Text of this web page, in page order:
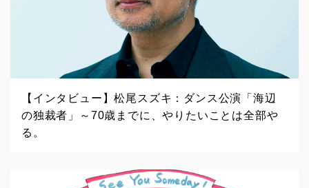
【インタビュー】松尾スズキ：ダンス公演「海辺
の独裁者」～70歳までに、やりたいことは全部や
る。